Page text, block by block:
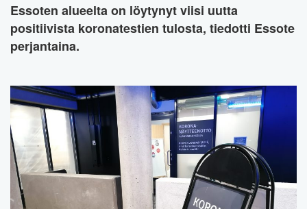
Essoten alueelta on löytynyt viisi uutta
positiivista koronatestien tulosta, tiedotti Essote
perjantaina.